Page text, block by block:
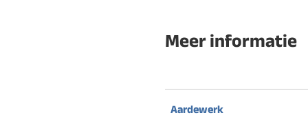
externe
Meer informatie
Aardewerk